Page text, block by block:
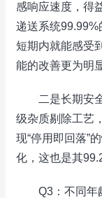
感响应速度，得
递送系统99.99%
短期内就能感受
能的改善更为明
二是长期安全
级杂质剔除工艺
现“停用即回落”
化，这也是其
Q3：不同年龄